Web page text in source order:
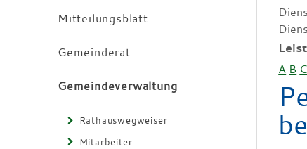
Mitteilungsblatt
Gemeinderat
Gemeindeverwaltung
Rathauswegweiser
Mitarbeiter
A B C